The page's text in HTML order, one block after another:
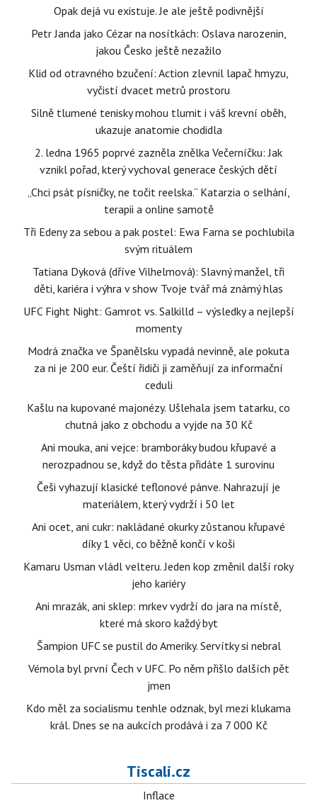
Opak dejá vu existuje. Je ale ještě podivnější
Petr Janda jako Cézar na nosítkách: Oslava narozenin,
jakou Česko ještě nezažilo
Klid od otravného bzučení: Action zlevnil lapač hmyzu,
vyčistí dvacet metrů prostoru
Silně tlumené tenisky mohou tlumit i váš krevní oběh,
ukazuje anatomie chodidla
2. ledna 1965 poprvé zazněla znělka Večerníčku: Jak
vznikl pořad, který vychoval generace českých dětí
„Chci psát písničky, ne točit reelska.“ Katarzia o selhání,
terapii a online samotě
Tři Edeny za sebou a pak postel: Ewa Farna se pochlubila
svým rituálem
Tatiana Dyková (dříve Vilhelmová): Slavný manžel, tři
děti, kariéra i výhra v show Tvoje tvář má známý hlas
UFC Fight Night: Gamrot vs. Salkilld – výsledky a nejlepší
momenty
Modrá značka ve Španělsku vypadá nevinně, ale pokuta
za ni je 200 eur. Čeští řidiči ji zaměňují za informační
ceduli
Kašlu na kupované majonézy. Ušlehala jsem tatarku, co
chutná jako z obchodu a vyjde na 30 Kč
Ani mouka, ani vejce: bramboráky budou křupavé a
nerozpadnou se, když do těsta přidáte 1 surovinu
Češi vyhazují klasické teflonové pánve. Nahrazují je
materiálem, který vydrží i 50 let
Ani ocet, ani cukr: nakládané okurky zůstanou křupavé
díky 1 věci, co běžně končí v koši
Kamaru Usman vládl velteru. Jeden kop změnil další roky
jeho kariéry
Ani mrazák, ani sklep: mrkev vydrží do jara na místě,
které má skoro každý byt
Šampion UFC se pustil do Ameriky. Servítky si nebral
Vémola byl první Čech v UFC. Po něm přišlo dalších pět
jmen
Kdo měl za socialismu tenhle odznak, byl mezi klukama
král. Dnes se na aukcích prodává i za 7 000 Kč
Tiscali.cz
Inflace